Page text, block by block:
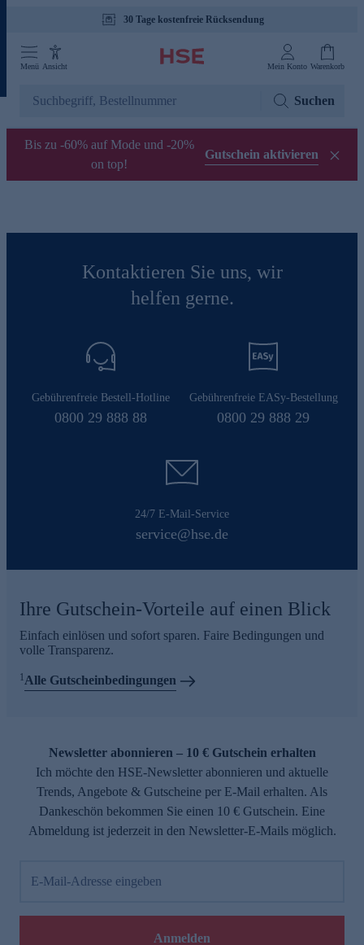
30 Tage kostenfreie Rücksendung
Menü Ansicht Mein Konto Warenkorb
Suchen
Bis zu -60% auf Mode und -20%
on top!
Gutschein aktivieren
Kontaktieren Sie uns, wir
helfen gerne.
Gebührenfreie Bestell-Hotline
0800 29 888 88
Gebührenfreie EASy-Bestellung
0800 29 888 29
24/7 E-Mail-Service
service@hse.de
Ihre Gutschein-Vorteile auf einen Blick
Einfach einlösen und sofort sparen. Faire Bedingungen und
volle Transparenz.
1Alle Gutscheinbedingungen
Newsletter abonnieren – 10 € Gutschein erhalten
Ich möchte den HSE-Newsletter abonnieren und aktuelle
Trends, Angebote & Gutscheine per E-Mail erhalten. Als
Dankeschön bekommen Sie einen 10 € Gutschein. Eine
Abmeldung ist jederzeit in den Newsletter-E-Mails möglich.
E-Mail-Adresse eingeben
Anmelden